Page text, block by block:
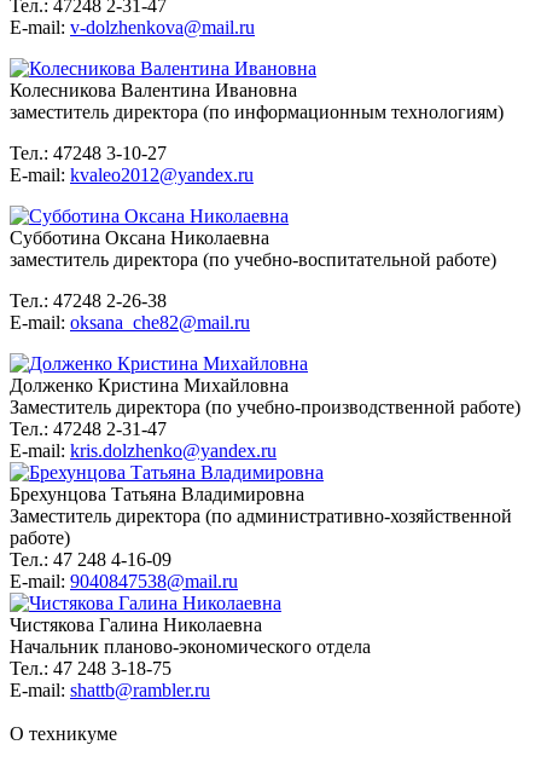
Тел.: 47248 2-31-47
E-mail: v-dolzhenkova@mail.ru
Колесникова Валентина Ивановна
заместитель директора (по информационным технологиям)
Тел.: 47248 3-10-27
E-mail: kvaleo2012@yandex.ru
Субботина Оксана Николаевна
заместитель директора (по учебно-воспитательной работе)
Тел.: 47248 2-26-38
E-mail: oksana_che82@mail.ru
Долженко Кристина Михайловна
Заместитель директора (по учебно-производственной работе)
Тел.: 47248 2-31-47
E-mail: kris.dolzhenko@yandex.ru
Брехунцова Татьяна Владимировна
Заместитель директора (по административно-хозяйственной
работе)
Тел.: 47 248 4-16-09
E-mail: 9040847538@mail.ru
Чистякова Галина Николаевна
Начальник планово-экономического отдела
Тел.: 47 248 3-18-75
E-mail: shattb@rambler.ru
О техникуме